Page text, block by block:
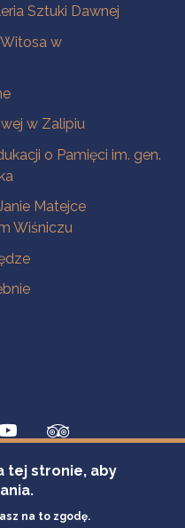
Sztuki Dawnej
w
w Zalipiu
o Pamięci im. gen.
Matejce
Wiśniczu
tej stronie, aby
na to zgodę.